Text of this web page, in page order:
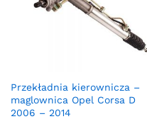
Przekładnia kierownicza –
maglownica Opel Corsa D
2006 – 2014